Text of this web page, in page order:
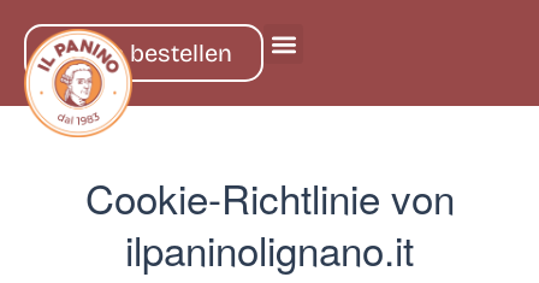
online bestellen
Cookie-Richtlinie von
ilpaninolignano.it